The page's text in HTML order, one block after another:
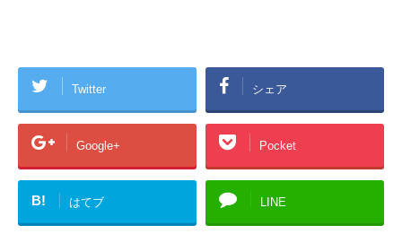
Twitter シェア
Google+ Pocket
B! はてブ LINE